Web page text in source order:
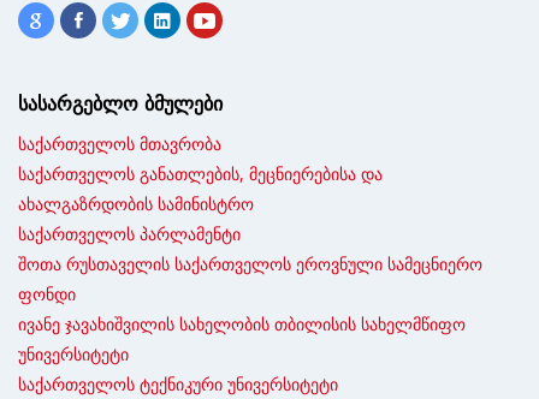
სასარგებლო ბმულები
საქართველოს მთავრობა
საქართველოს განათლების, მეცნიერებისა და
ახალგაზრდობის სამინისტრო
საქართველოს პარლამენტი
შოთა რუსთაველის საქართველოს ეროვნული სამეცნიერო
ფონდი
ივანე ჯავახიშვილის სახელობის თბილისის სახელმწიფო
უნივერსიტეტი
საქართველოს ტექნიკური უნივერსიტეტი